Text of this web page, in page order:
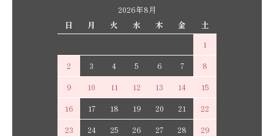
2026年8月
日
月 火 水 木 金
土
1
2
3 4 5 6 7
8
9
10 11 12 13 14
15
16
17 18 19 20 21
22
23
24 25 26 27 28
29